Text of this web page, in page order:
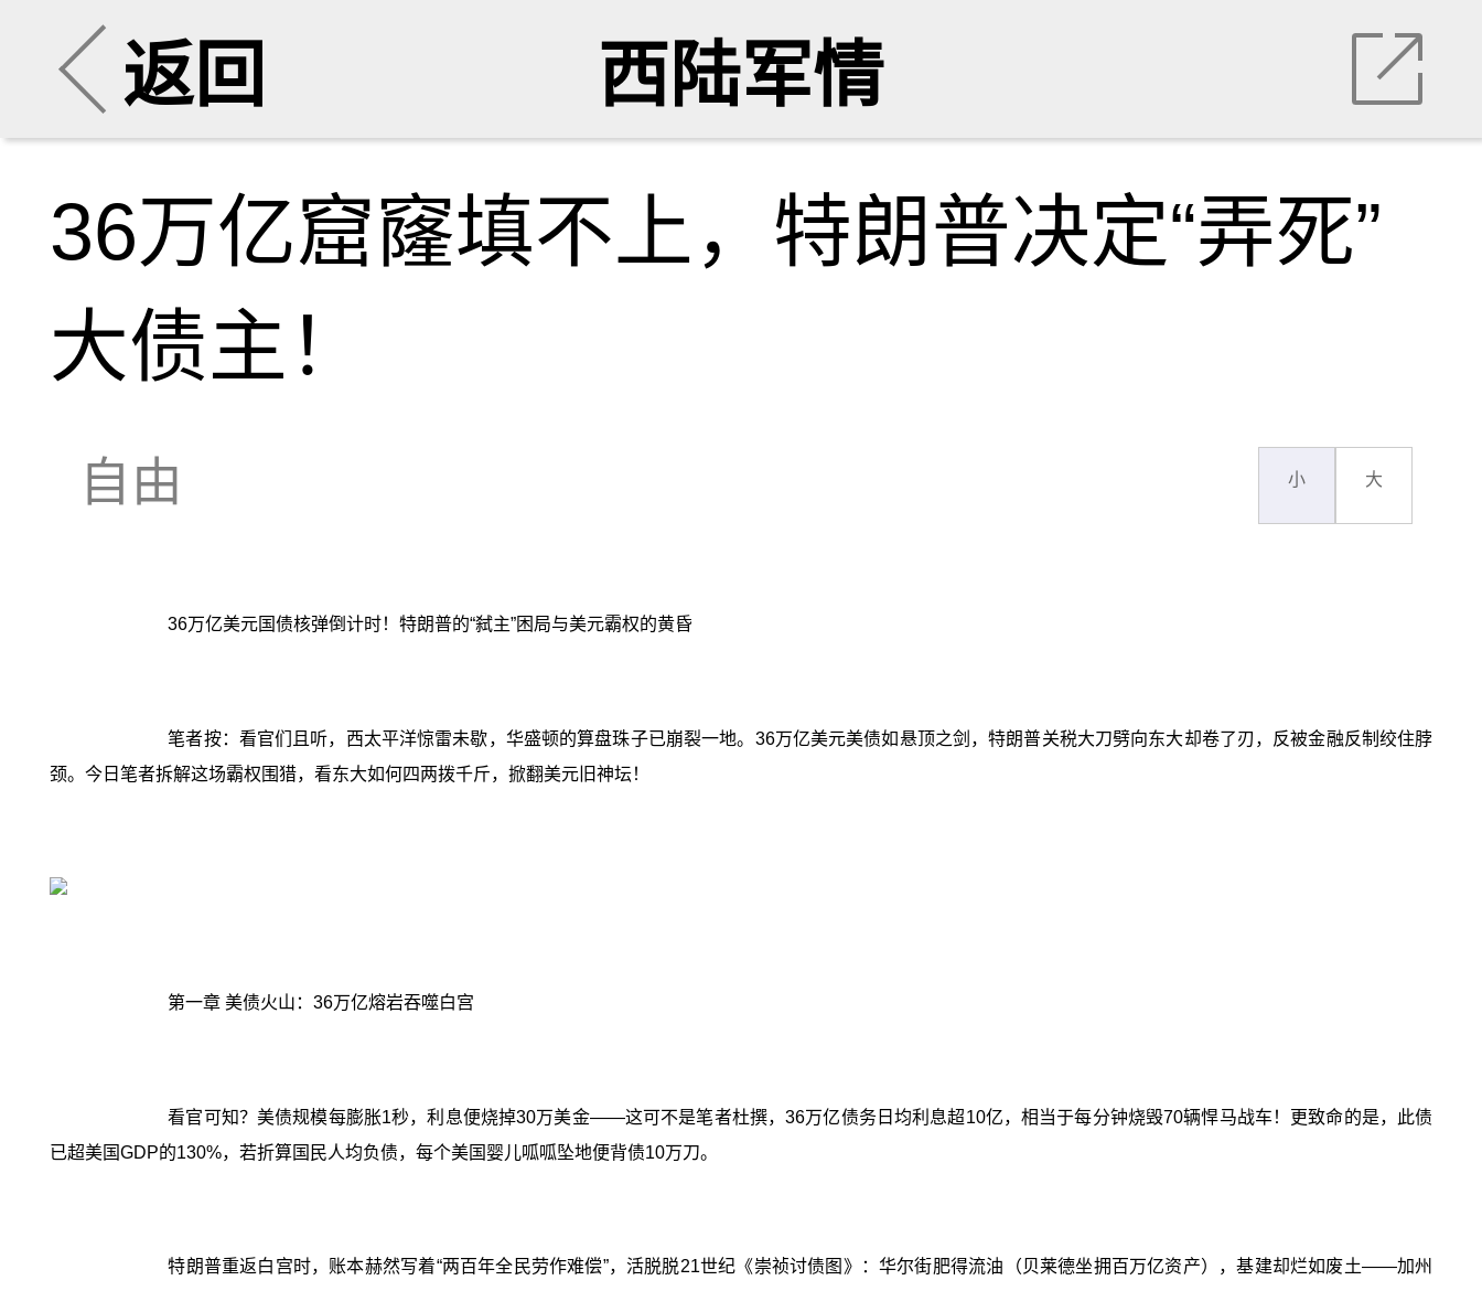
返回 西陆军情
36万亿窟窿填不上，特朗普决定“弄死”
大债主！
自由 小 大
36万亿美元国债核弹倒计时！特朗普的“弑主”困局与美元霸权的黄昏
笔者按：看官们且听，西太平洋惊雷未歇，华盛顿的算盘珠子已崩裂一地。36万亿美元美债如悬顶之剑，特朗普关税大刀劈向东大却卷了刃，反被金融反制绞住脖
颈。今日笔者拆解这场霸权围猎，看东大如何四两拨千斤，掀翻美元旧神坛！
第一章 美债火山：36万亿熔岩吞噬白宫
看官可知？美债规模每膨胀1秒，利息便烧掉30万美金——这可不是笔者杜撰，36万亿债务日均利息超10亿，相当于每分钟烧毁70辆悍马战车！更致命的是，此债
已超美国GDP的130%，若折算国民人均负债，每个美国婴儿呱呱坠地便背债10万刀。
特朗普重返白宫时，账本赫然写着“两百年全民劳作难偿”，活脱脱21世纪《崇祯讨债图》：华尔街肥得流油（贝莱德坐拥百万亿资产），基建却烂如废土——加州